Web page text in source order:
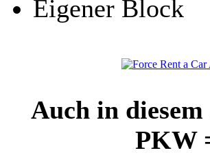
Eigener Block
Auch in
PKW